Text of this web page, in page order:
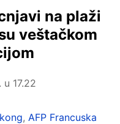
na plaži
veštačkom
17.22
, AFP Francuska